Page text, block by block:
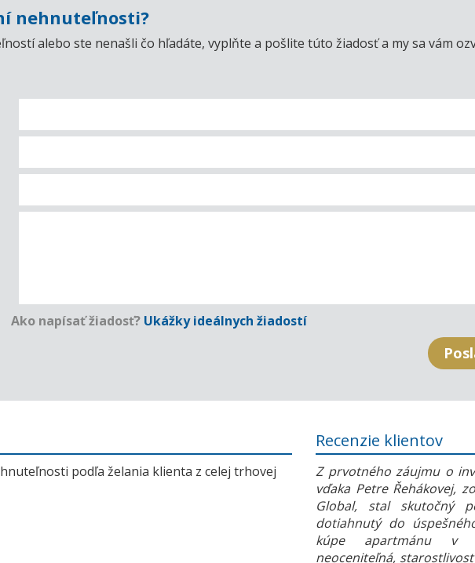
nehnuteľnosti?
alebo ste nenašli čo hľadáte, vyplňte a pošlite túto žiadosť a my sa vám
Ako napísať žiadosť? Ukážky ideálnych žiadostí
podľa želania klienta z celej trhovej
Recenzie klientov
Z prvotného záujmu o
vďaka Petre Řehákovej,
Global, stal skutočný
dotiahnutý do
kúpe apartmánu v
neoceniteľná,